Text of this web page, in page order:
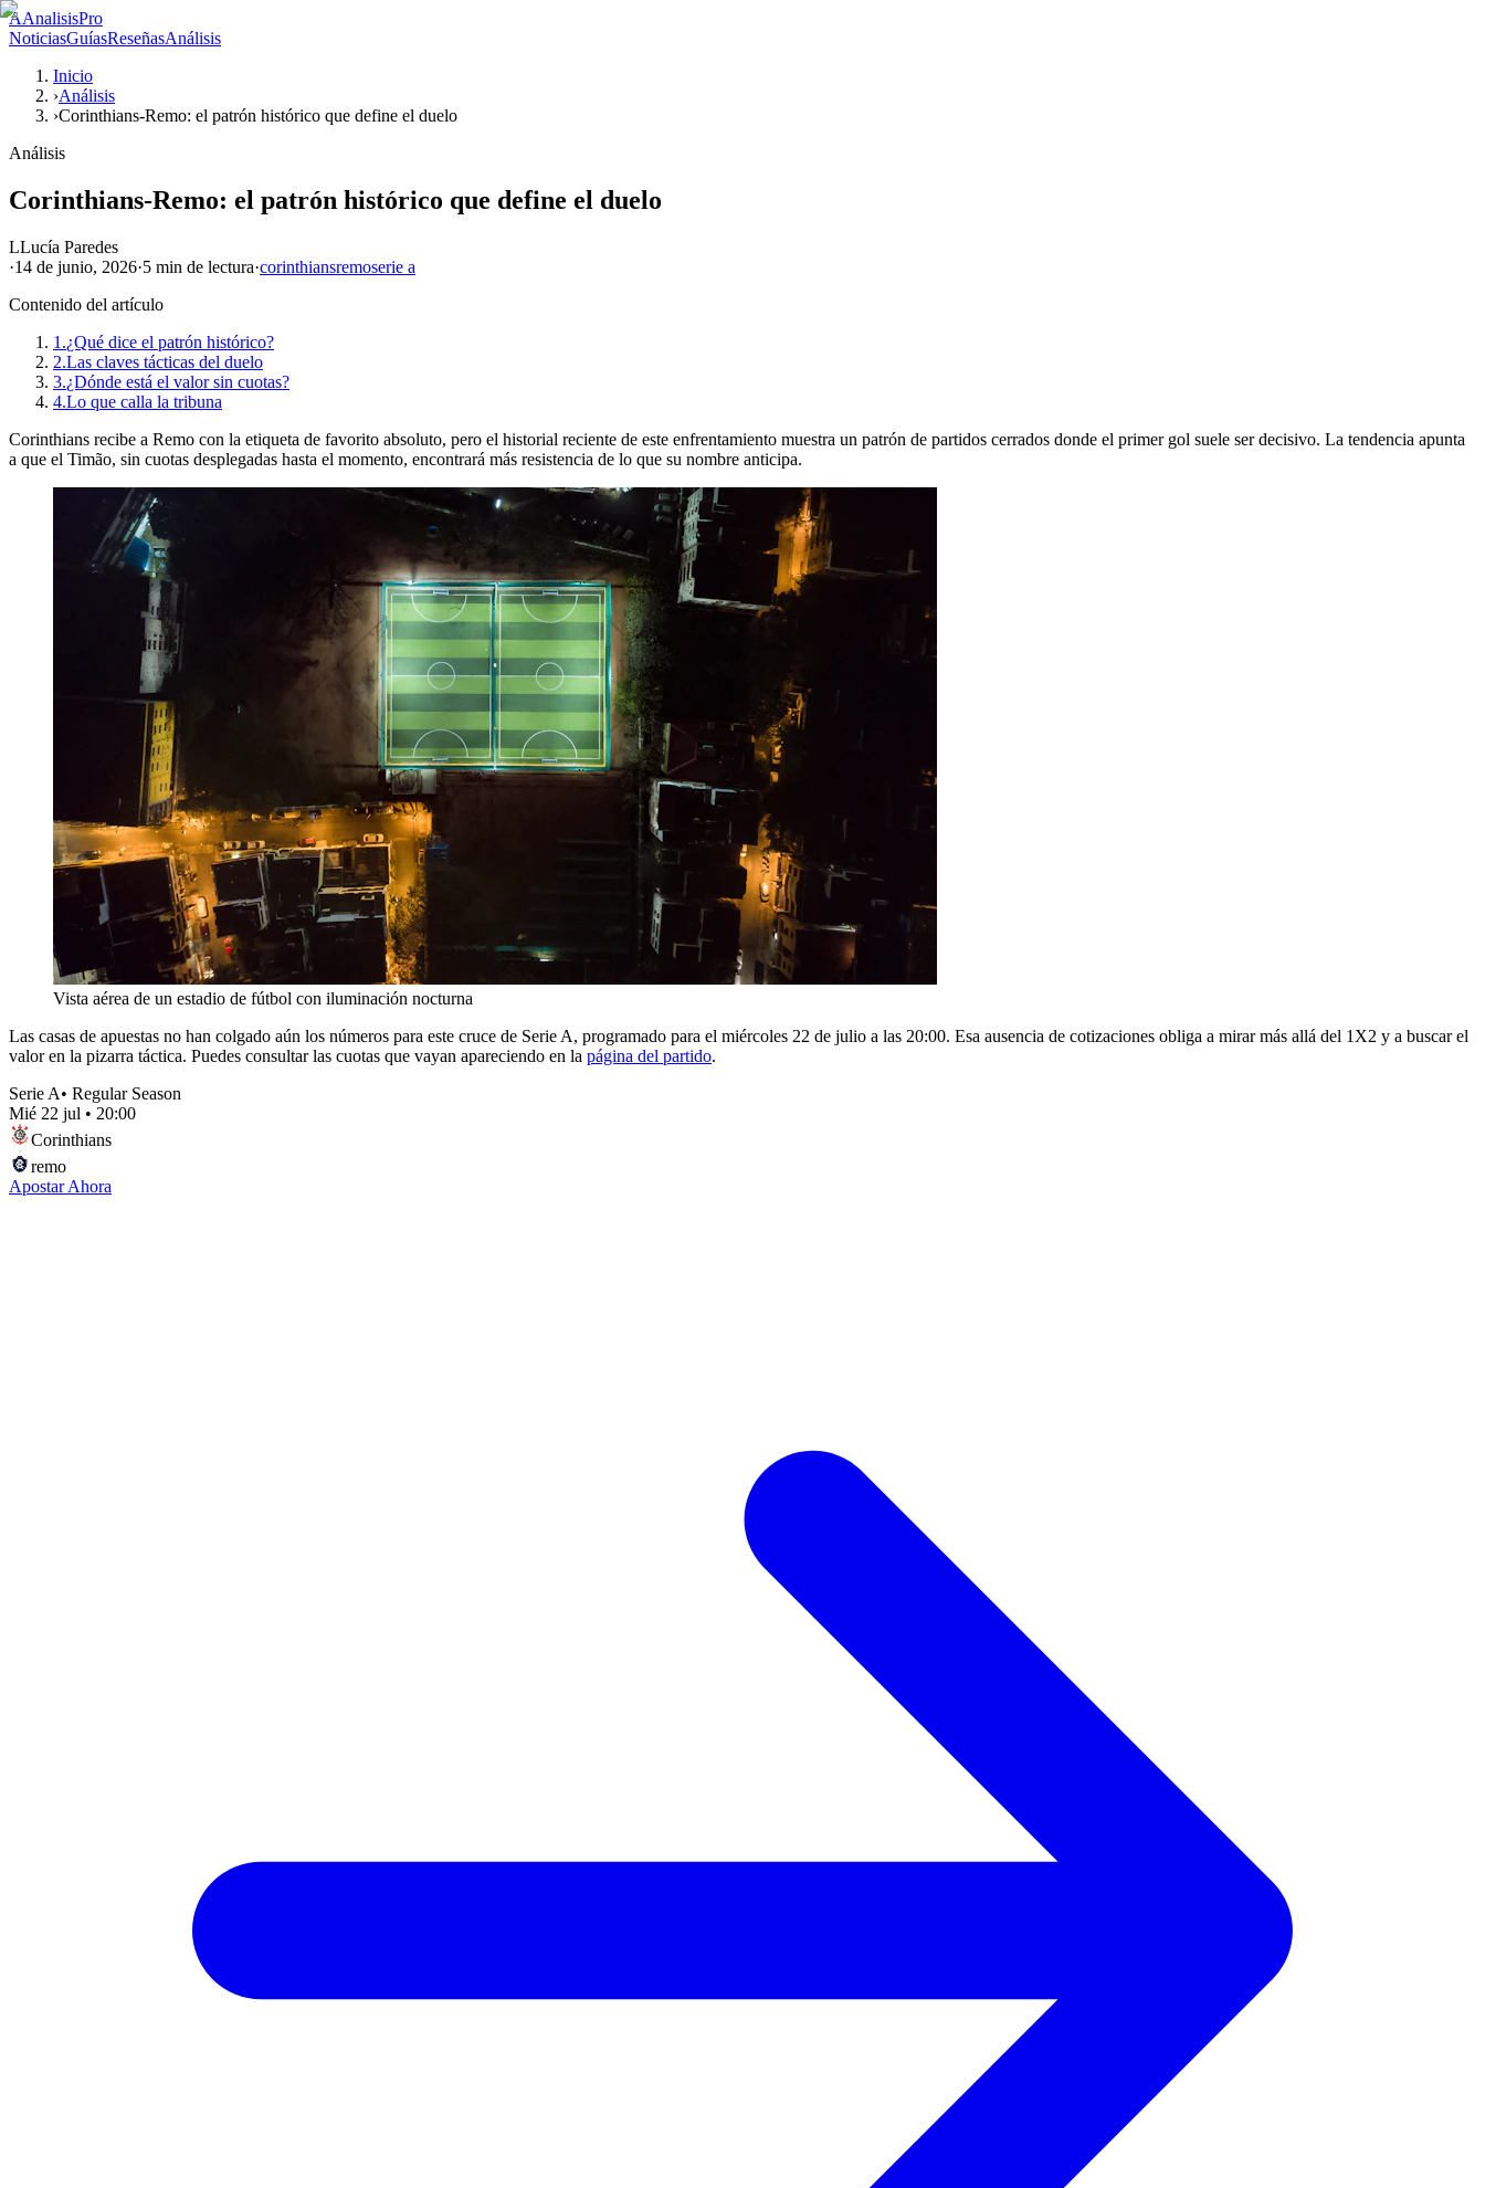
AAnalisisPro
NoticiasGuíasReseñasAnálisis
Inicio
›Análisis
›Corinthians-Remo: el patrón histórico que define el duelo
Análisis
Corinthians-Remo: el patrón histórico que define el duelo
LLucía Paredes
·14 de junio, 2026·5 min de lectura·corinthiansremoserie a
Contenido del artículo
1.¿Qué dice el patrón histórico?
2.Las claves tácticas del duelo
3.¿Dónde está el valor sin cuotas?
4.Lo que calla la tribuna
Corinthians recibe a Remo con la etiqueta de favorito absoluto, pero el historial reciente de este enfrentamiento muestra un patrón de partidos cerrados donde el primer gol suele ser decisivo. La tendencia apunta
a que el Timão, sin cuotas desplegadas hasta el momento, encontrará más resistencia de lo que su nombre anticipa.
Vista aérea de un estadio de fútbol con iluminación nocturna
Las casas de apuestas no han colgado aún los números para este cruce de Serie A, programado para el miércoles 22 de julio a las 20:00. Esa ausencia de cotizaciones obliga a mirar más allá del 1X2 y a buscar el
valor en la pizarra táctica. Puedes consultar las cuotas que vayan apareciendo en la página del partido.
Serie A• Regular Season
Mié 22 jul • 20:00
Corinthians
remo
Apostar Ahora